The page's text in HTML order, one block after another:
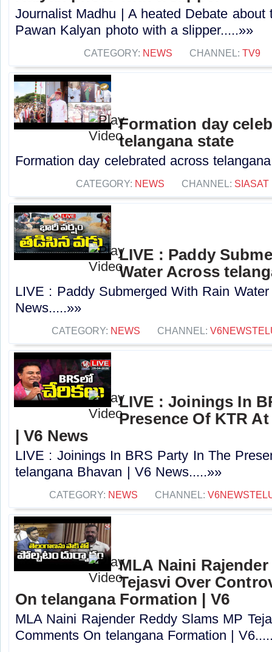
Journalist Madhu | A heated Debate about
Pawan Kalyan photo with a slipper.....»»
CATEGORY: NEWS CHANNEL: TV9
Formation day
telangana state
Formation day celebrated across
CATEGORY: NEWS CHANNEL: SIASAT
LIVE : Paddy
Water Across
LIVE : Paddy Submerged With Rain
News.....»»
CATEGORY: NEWS CHANNEL:
LIVE : Joinings In
Presence Of KTR
| V6 News
LIVE : Joinings In BRS Party In The
telangana Bhavan | V6 News.....»»
CATEGORY: NEWS CHANNEL:
MLA Naini
Tejasvi Over
On telangana Formation | V6
MLA Naini Rajender Reddy Slams MP
Comments On telangana Formation |